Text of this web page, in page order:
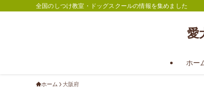
全国のしつけ教室・ドッグスクールの情報を集めました
愛
ホー
ホーム 大阪府